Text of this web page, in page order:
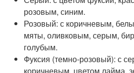
розовым, синим.
Розовый: с коричневым,
мяты, оливковым, серым,
голубым.
Фуксия (темно-розовый): с
коричневым, цветом лайма,